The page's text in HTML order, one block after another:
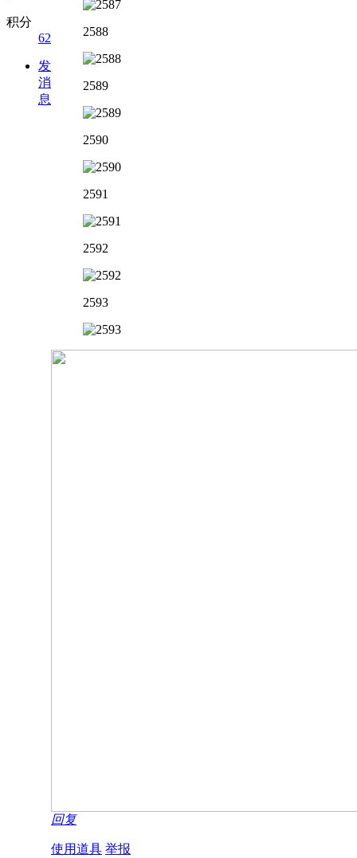
积分
62
发
消
息
2588
2589
2590
2591
2592
2593
回复
使用道具 举报